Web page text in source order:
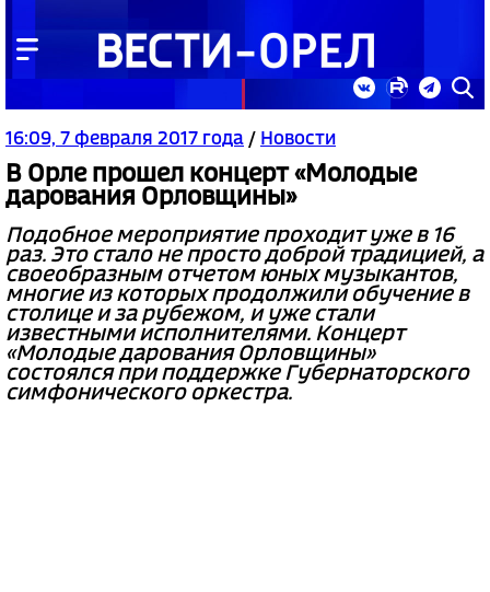
16:09, 7 февраля 2017 года / Новости
В Орле прошел концерт «Молодые
дарования Орловщины»
Подобное мероприятие проходит уже в 16
раз. Это стало не просто доброй традицией, а
своеобразным отчетом юных музыкантов,
многие из которых продолжили обучение в
столице и за рубежом, и уже стали
известными исполнителями. Концерт
«Молодые дарования Орловщины»
состоялся при поддержке Губернаторского
симфонического оркестра.